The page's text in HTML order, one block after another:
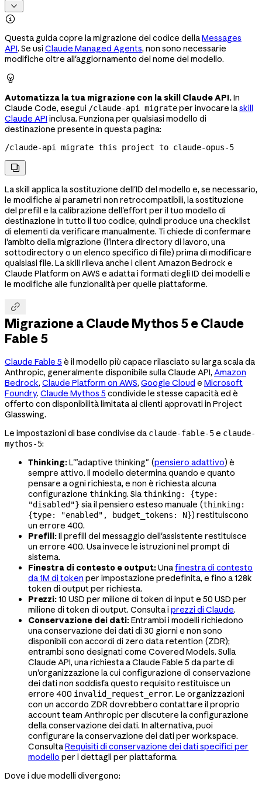


Questa guida copre la migrazione del codice dellaMessages
API. Se usi Claude Managed Agents, non sono necessarie
modifiche oltre all'aggiornamento del nome del modello.

Automatizza la tua migrazione con la skill Claude API.In
Claude Code, esegui /claude-api migrateper invocare laskill
Claude API inclusa. Funziona per qualsiasi modello di
destinazione presente in questa pagina:
/claude-api migrate this project to claude-opus-5

La skill applica la sostituzione dell'ID del modello e, se necessario,
le modifiche ai parametri non retrocompatibili, la sostituzione
del prefill e la calibrazione dell'effort per il tuo modello di
destinazione in tutto il tuo codice, quindi produce una checklist
di elementi da verificare manualmente. Ti chiede di confermare
l'ambito della migrazione (l'intera directory di lavoro, una
sottodirectory o un elenco specifico di file) prima di modificare
qualsiasi file. La skill rileva anche i client Amazon Bedrock e
Claude Platform on AWS e adatta i formati degli ID dei modelli e
le modifiche alle funzionalità per quelle piattaforme.

Migrazione a Claude Mythos 5 e Claude
Fable 5
Claude Fable 5 è il modello più capace rilasciato su larga scala da
Anthropic, generalmente disponibile sulla Claude API, Amazon
Bedrock, Claude Platform on AWS, Google Cloud e Microsoft
Foundry. Claude Mythos 5 condivide le stesse capacità ed è
offerto con disponibilità limitata ai clienti approvati in Project
Glasswing.
Le impostazioni di base condivise da claude-fable-5e claude-
mythos-5:
Thinking:L'"adaptive thinking" (pensiero adattivo) è
sempre attivo. Il modello determina quando e quanto
pensare a ogni richiesta, e non è richiesta alcuna
configurazione thinking. Siathinking: {type:
"disabled"} sia il pensiero esteso manuale (thinking:
{type: "enabled", budget_tokens: N}) restituiscono
un errore 400.
Prefill:Il prefill del messaggio dell'assistente restituisce
un errore 400. Usa invece le istruzioni nel prompt di
sistema.
Finestra di contesto e output:Unafinestra di contesto
da 1M di token per impostazione predefinita, e fino a 128k
token di output per richiesta.
Prezzi:10 USD per milione di token di input e 50 USD per
milione di token di output. Consulta i prezzi di Claude.
Conservazione dei dati:Entrambi i modelli richiedono
una conservazione dei dati di 30 giorni e non sono
disponibili con accordi di zero data retention (ZDR);
entrambi sono designati come Covered Models. Sulla
Claude API, una richiesta a Claude Fable 5 da parte di
un'organizzazione la cui configurazione di conservazione
dei dati non soddisfa questo requisito restituisce un
errore 400 invalid_request_error. Le organizzazioni
con un accordo ZDR dovrebbero contattare il proprio
account team Anthropic per discutere la configurazione
della conservazione dei dati. In alternativa, puoi
configurare la conservazione dei dati per workspace.
ConsultaRequisiti di conservazione dei dati specifici per
modello per i dettagli per piattaforma.
Dove i due modelli divergono: